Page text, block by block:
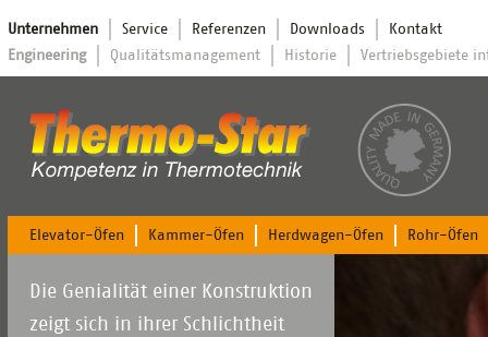
Navigation
überspringen
Unternehmen Service Referenzen Downloads
Kontakt
Navigation
überspringen
Engineering Qualitätsmanagement Historie Vertriebsgebiete
Navigation
Elevator-Öfen Kammer-Öfen Herdwagen-Öfen Rohr-Öfen
Die Genialität einer Konstruktion
zeigt sich in ihrer Schlichtheit